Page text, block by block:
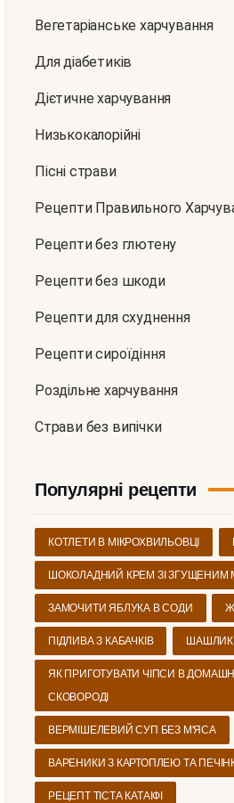
Вегетаріанське харчування
Для діабетиків
Дієтичне харчування
Низькокалорійні
Пісні страви
Рецепти Правильного
Рецепти без глютену
Рецепти без шкоди
Рецепти для схуднення
Рецепти сироїдіння
Роздільне харчування
Страви без випічки
Популярні рецепти
КОТЛЕТИ В МІКРОХВИЛЬОВЦІ
ШОКОЛАДНИЙ КРЕМ ЗІ ЗГУЩЕНИМ
ЗАМОЧИТИ ЯБЛУКА В СОДИ
ПІДЛИВА З КАБАЧКІВ ШАШЛИК
ЯК ПРИГОТУВАТИ ЧІПСИ В
СКОВОРОДІ
ВЕРМІШЕЛЕВИЙ СУП БЕЗ М'ЯСА
ВАРЕНИКИ З КАРТОПЛЕЮ ТА
РЕЦЕПТ ТІСТА КАТАІФІ